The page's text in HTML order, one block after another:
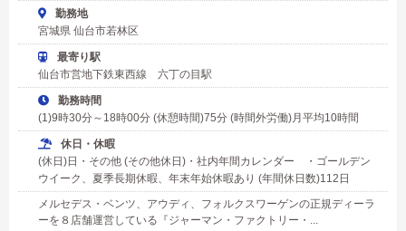
勤務地
宮城県 仙台市若林区
最寄り駅
仙台市営地下鉄東西線 六丁の目駅
勤務時間
(1)9時30分～18時00分 (休憩時間)75分 (時間外労働)月平均10時間
休日・休暇
(休日)日・その他 (その他休日)・社内年間カレンダー ・ゴールデン
ウイーク、夏季長期休暇、年末年始休暇あり (年間休日数)112日
メルセデス・ベンツ、アウディ、フォルクスワーゲンの正規ディーラ
ーを８店舗運営している『ジャーマン・ファクトリー・...